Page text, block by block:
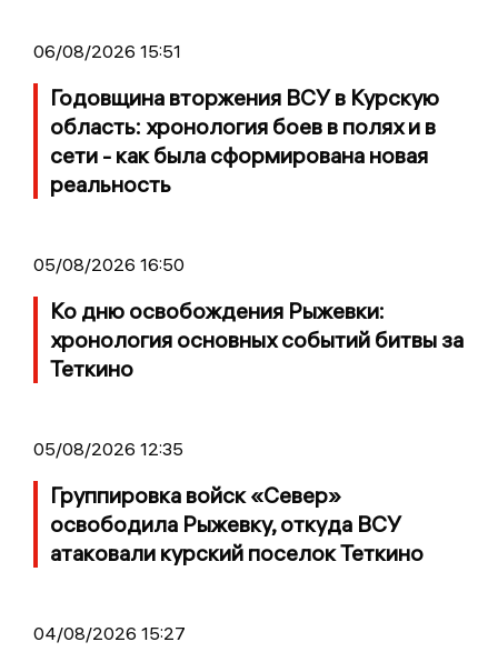
06/08/2026 15:51
Годовщина вторжения ВСУ в Курскую
область: хронология боев в полях и в
сети - как была сформирована новая
реальность
05/08/2026 16:50
Ко дню освобождения Рыжевки:
хронология основных событий битвы за
Теткино
05/08/2026 12:35
Группировка войск «Север»
освободила Рыжевку, откуда ВСУ
атаковали курский поселок Теткино
04/08/2026 15:27